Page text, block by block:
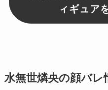
ィギュア
水無世燐央の顔バレ